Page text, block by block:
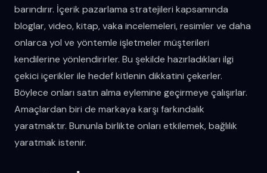
barındırır. İçerik pazarlama stratejileri kapsamında
bloglar, video, kitap, vaka incelemeleri, resimler ve daha
onlarca yol ve yöntemle işletmeler müşterileri
kendilerine yönlendirirler. Bu şekilde hazırladıkları ilgi
çekici içerikler ile hedef kitlenin dikkatini çekerler.
Böylece onları satın alma eylemine geçirmeye çalışırlar.
Amaçlardan biri de markaya karşı farkındalık
yaratmaktır. Bununla birlikte onları etkilemek, bağlılık
yaratmak istenir.